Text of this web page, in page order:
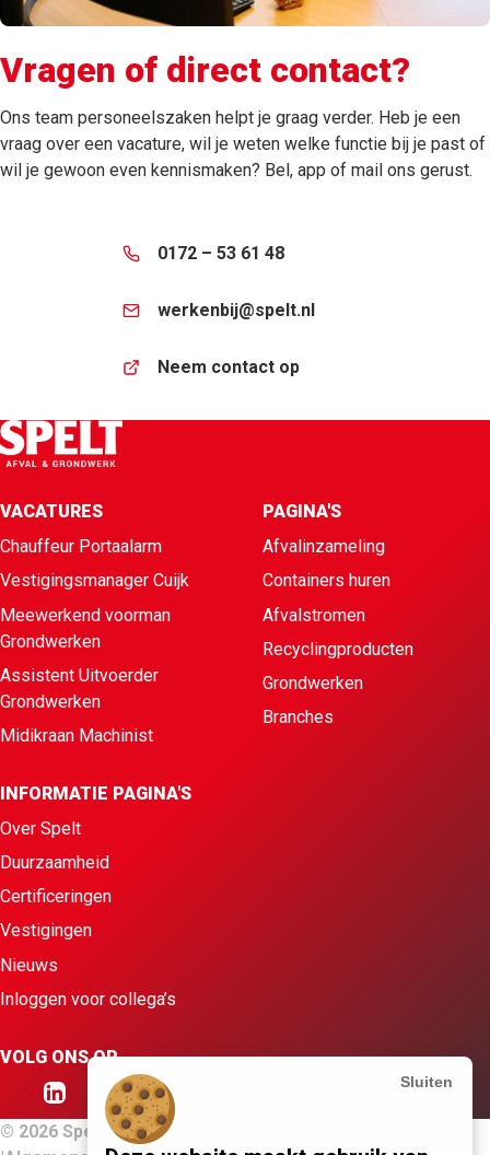
Vragen of direct contact?
Ons team personeelszaken helpt je graag verder. Heb je een
vraag over een vacature, wil je weten welke functie bij je past of
wil je gewoon even kennismaken? Bel, app of mail ons gerust.
0172 – 53 61 48
werkenbij@spelt.nl
Neem contact op
VACATURES
Chauffeur Portaalarm
Vestigingsmanager Cuijk
Meewerkend voorman
Grondwerken
Assistent Uitvoerder
Grondwerken
Midikraan Machinist
PAGINA'S
Afvalinzameling
Containers huren
Afvalstromen
Recyclingproducten
Grondwerken
Branches
INFORMATIE PAGINA'S
Over Spelt
Duurzaamheid
Certificeringen
Vestigingen
Nieuws
Inloggen voor collega’s
VOLG ONS OP
© 2026 Spelt Afval & Grondwerken
Sluiten